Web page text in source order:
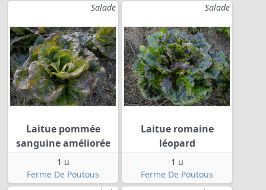
Salade
Laitue pommée
sanguine améliorée
1 u
Ferme De Poutous
Salade
Laitue romaine
léopard
1 u
Ferme De Poutous